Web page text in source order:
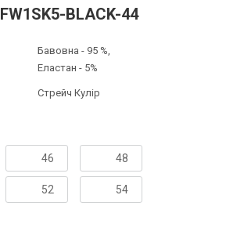
FW1SK5-BLACK-44
Бавовна - 95 %,
Еластан - 5%
Стрейч Кулір
46 48
52 54